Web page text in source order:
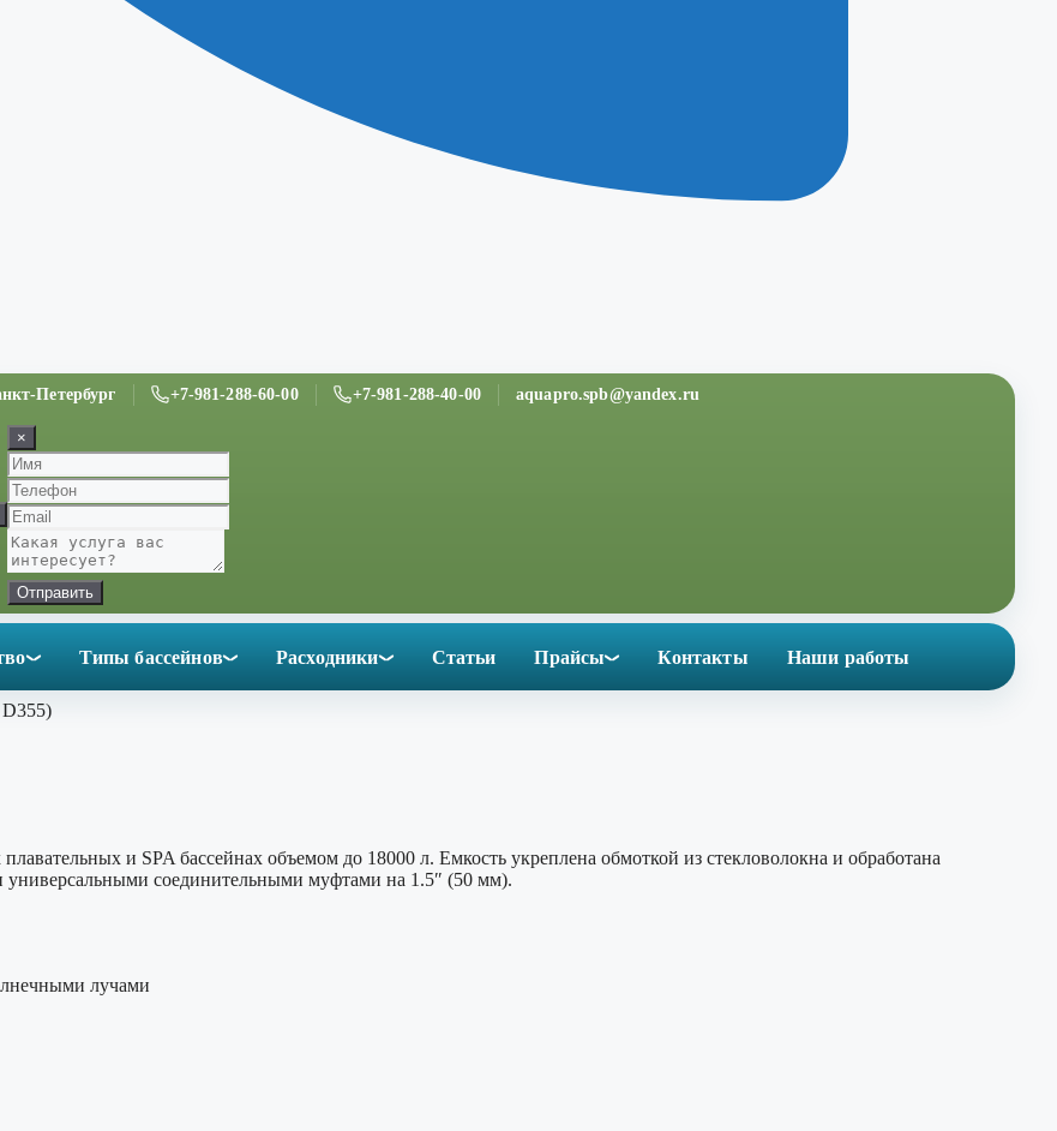
Петербург +7-981-288-60-00 +7-981-288-40-00 aquapro.spb@yandex.ru
×
Отправить
Типы бассейнов Расходники Статьи Прайсы Контакты Наши работы
и SPA бассейнах объемом до 18000 л. Емкость укреплена обмоткой из стекловолокна и обработана
соединительными муфтами на 1.5″ (50 мм).
лучами